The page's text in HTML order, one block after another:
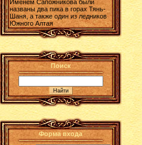
Именем Сапожникова были
названы два пика в горах Тянь-
Шаня, а также один из ледников
Южного Алтая
Поиск
Форма входа